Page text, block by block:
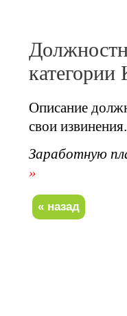
Описание
свои извинения.
Заработную
»